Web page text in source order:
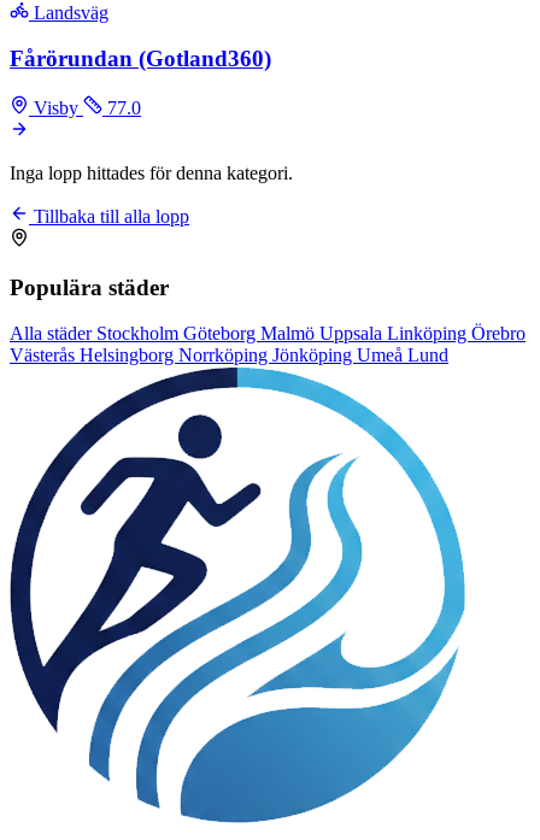
Landsväg
Fårörundan (Gotland360)
Visby 77.0
Inga lopp hittades för denna kategori.
Tillbaka till alla lopp
Populära städer
Alla städer Stockholm Göteborg Malmö Uppsala Linköping Örebro
Västerås Helsingborg Norrköping Jönköping Umeå Lund